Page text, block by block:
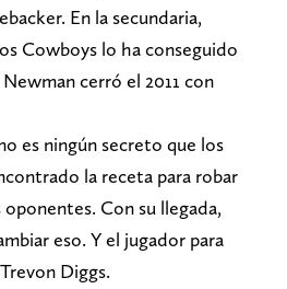
En la secundaria,
Cowboys lo ha conseguido
cerró el 2011 con
es ningún secreto que los
la receta para robar
Con su llegada,
eso. Y el jugador para
Diggs.